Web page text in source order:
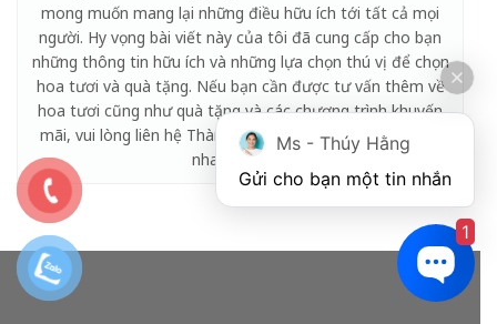
mong muốn mang lại những điều hữu ích tới tất cả mọi
người. Hy vọng bài viết này của tôi đã cung cấp cho bạn
những thông tin hữu ích và những lựa chọn thú vị để chọn
hoa tươi và quà tặng. Nếu bạn cần được tư vấn thêm về
hoa tươi cũng như quà tặng và các chương trình khuyến
mãi, vui lòng liên hệ Thành Công Flower để được hỗ trợ
nhanh chóng!
Ms - Thúy Hằng
Gửi cho bạn một tin nhắn
1